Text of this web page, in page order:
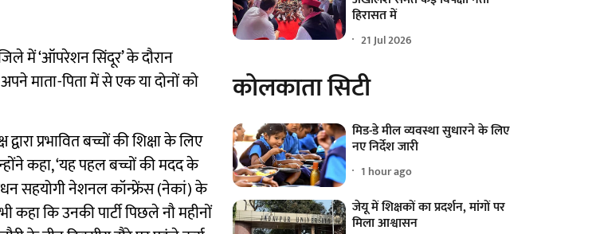
में ‘ऑपरेशन सिंदूर’ के दौरान
माता-पिता में से एक या दोनों को
प्रभावित बच्चों की शिक्षा के लिए
कहा, ‘यह पहल बच्चों की मदद के
सहयोगी नेशनल कॉन्फ्रेंस (नेकां) के
कि उनकी पार्टी पिछले नौ महीनों
हिरासत में
21 Jul 2026
कोलकाता सिटी
मिड-डे मील व्यवस्था सुधारने के लिए
नए निर्देश जारी
1 hour ago
जेयू में शिक्षकों का प्रदर्शन, मांगों पर
मिला आश्वासन